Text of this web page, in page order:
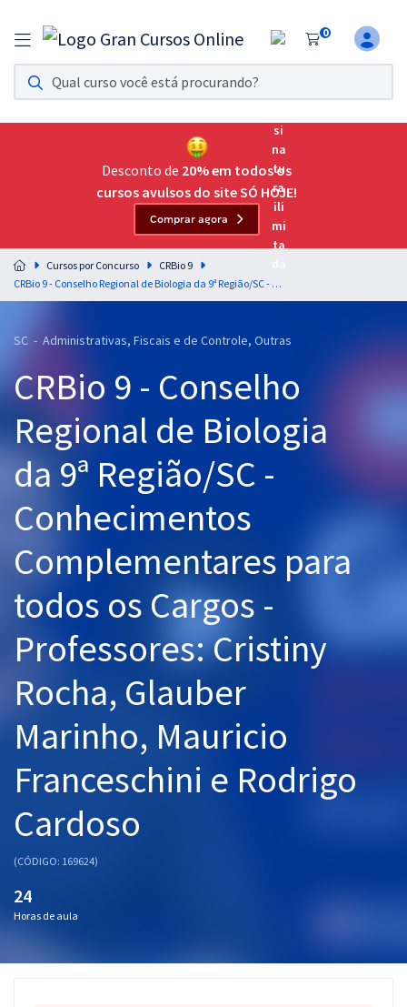
0
Assinatura Ilimitada 11
Acesso a todos os cursos. Teste grátis por 7 dias!
Assinatura OAB Até Passar
Acesso ilimitado a toda preparação para o Exame da
Residências Multiprofissionais
Preparação completa e intensiva para as principais
residências em saúde do Brasil
Cursos 20% OFF
Pós
Graduação
OAB
Questões grátis
Conteúdo gratuito
Aprovados
Desconto de 20% em todos os
cursos avulsos do site SÓ HOJE!
Comprar agora
Cursos por Concurso
CRBio 9
CRBio 9 - Conselho Regional de Biologia da 9ª Região/SC - Conhecimentos Complementares para todos os Cargos - Professores: Cristiny Rocha, Glauber Marinho, Mauricio Franceschini e Rodrigo Cardoso
SC - Administrativas, Fiscais e de Controle, Outras
CRBio 9 - Conselho
Regional de Biologia
da 9ª Região/SC -
Conhecimentos
Complementares para
todos os Cargos -
Professores: Cristiny
Rocha, Glauber
Marinho, Mauricio
Franceschini e Rodrigo
Cardoso
(CÓDIGO: 169624)
24
Horas de aula